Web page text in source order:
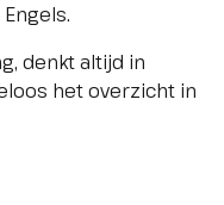
denkt altijd in
het overzicht in